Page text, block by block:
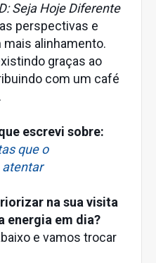
Seja Hoje Diferente
perspectivas e
mais alinhamento.
graças ao
com um café
escrevi sobre:
que o
atentar
na sua visita
energia em dia?
e vamos trocar